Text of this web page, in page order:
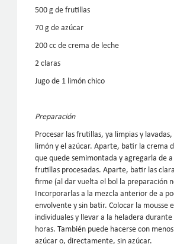
500 g de frutillas
70 g de azúcar
200 cc de crema de leche
2 claras
Jugo de 1 limón chico
Preparación
Procesar las frutillas, ya limpias y
limón y el azúcar. Aparte, batir la crema
que quede semimontada y agregarla de a
frutillas procesadas. Aparte, batir las
firme (al dar vuelta el bol la preparación
Incorporarlas a la mezcla anterior de a
envolvente y sin batir. Colocar la mousse
individuales y llevar a la heladera durante
horas. También puede hacerse con
azúcar o, directamente, sin azúcar.